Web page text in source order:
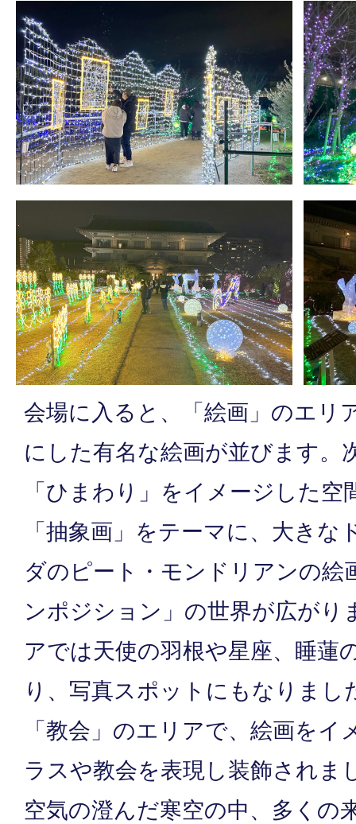
会場に入ると、「絵画」のエリ
にした有名な絵画が並びます。
「ひまわり」をイメージした
「抽象画」をテーマに、大き
ダのピート・モンドリアンの絵
ンポジション」の世界が広がり
アでは天使の羽根や星座、睡蓮
り、写真スポットにもなりまし
「教会」のエリアで、絵画を
ラスや教会を表現し装飾されま
空気の澄んだ寒空の中、多くの